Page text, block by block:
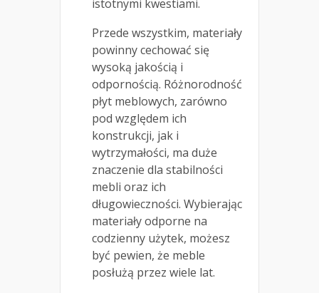
istotnymi kwestiami.
Przede wszystkim, materiały
powinny cechować się
wysoką jakością i
odpornością. Różnorodność
płyt meblowych, zarówno
pod względem ich
konstrukcji, jak i
wytrzymałości, ma duże
znaczenie dla stabilności
mebli oraz ich
długowieczności. Wybierając
materiały odporne na
codzienny użytek, możesz
być pewien, że meble
posłużą przez wiele lat.